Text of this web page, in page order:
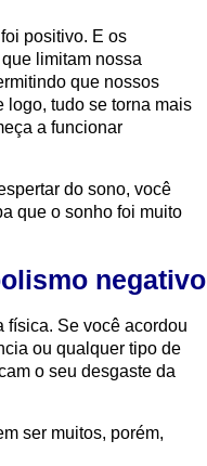
positivo. E os
limitam nossa
que nossos
logo, tudo se torna mais
a funcionar
do sono, você
que o sonho foi muito
negativo
física. Se você acordou
ou qualquer tipo de
o seu desgaste da
ser muitos, porém,